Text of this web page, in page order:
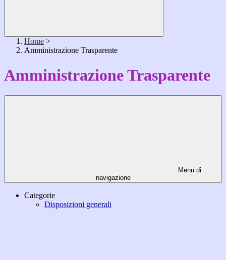
Home >
Amministrazione Trasparente
Amministrazione Trasparente
Menu di
navigazione
Categorie
Disposizioni generali